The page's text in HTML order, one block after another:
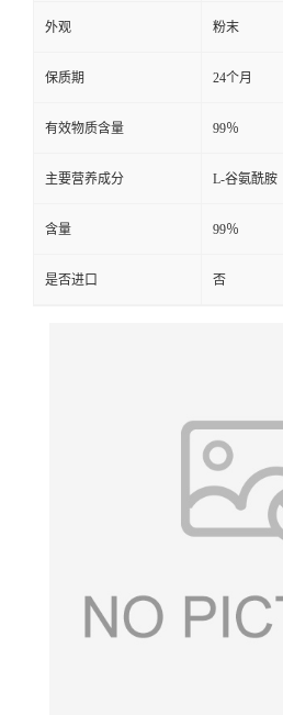
外观 粉末
保质期 24个月
有效物质含量 99％
主要营养成分 L-谷氨酰胺
含量 99％
是否进口 否